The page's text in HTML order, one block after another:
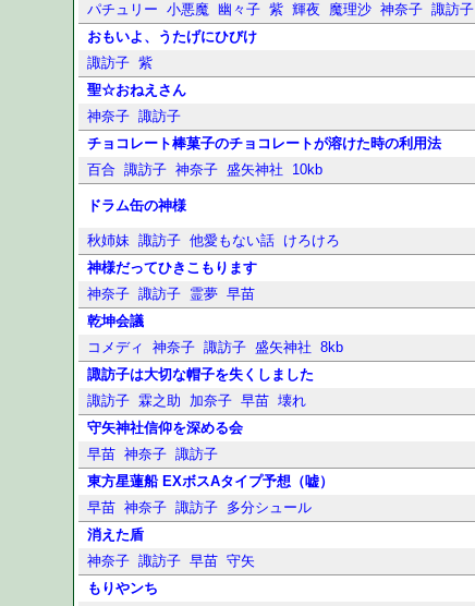
パチュリー
小悪魔 幽々子 紫 輝夜 魔理沙 神奈子 諏訪子
おもいよ、うたげにひびけ
諏訪子 紫
聖☆おねえさん
神奈子 諏訪子
チョコレート棒菓子のチョコレートが溶けた時の利用法
百合 諏訪子 神奈子 盛矢神社 10kb
ドラム缶の神様
秋姉妹 諏訪子 他愛もない話 けろけろ
神様だってひきこもります
神奈子 諏訪子 霊夢 早苗
乾坤会議
コメディ
神奈子 諏訪子 盛矢神社
8kb
諏訪子は大切な帽子を失くしました
諏訪子 霖之助 加奈子 早苗 壊れ
守矢神社信仰を深める会
早苗 神奈子 諏訪子
東方星蓮船 EXボスAタイプ予想（嘘）
早苗 神奈子 諏訪子 多分シュール
消えた盾
神奈子 諏訪子 早苗 守矢
もりやンち